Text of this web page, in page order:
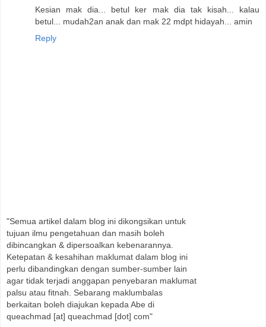
Kesian mak dia... betul ker mak dia tak kisah... kalau
betul... mudah2an anak dan mak 22 mdpt hidayah... amin
Reply
"Semua artikel dalam blog ini dikongsikan untuk
tujuan ilmu pengetahuan dan masih boleh
dibincangkan & dipersoalkan kebenarannya.
Ketepatan & kesahihan maklumat dalam blog ini
perlu dibandingkan dengan sumber-sumber lain
agar tidak terjadi anggapan penyebaran maklumat
palsu atau fitnah. Sebarang maklumbalas
berkaitan boleh diajukan kepada Abe di
queachmad [at] queachmad [dot] com"